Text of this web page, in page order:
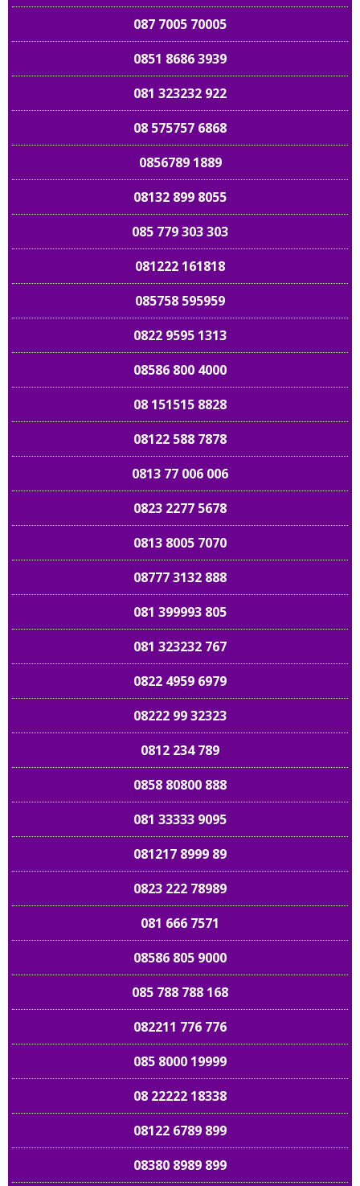
087 7005 70005
0851 8686 3939
081 323232 922
08 575757 6868
0856789 1889
08132 899 8055
085 779 303 303
081222 161818
085758 595959
0822 9595 1313
08586 800 4000
08 151515 8828
08122 588 7878
0813 77 006 006
0823 2277 5678
0813 8005 7070
08777 3132 888
081 399993 805
081 323232 767
0822 4959 6979
08222 99 32323
0812 234 789
0858 80800 888
081 33333 9095
081217 8999 89
0823 222 78989
081 666 7571
08586 805 9000
085 788 788 168
082211 776 776
085 8000 19999
08 22222 18338
08122 6789 899
08380 8989 899